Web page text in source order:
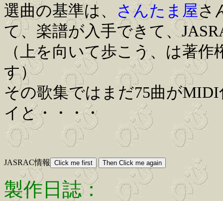
選曲の基準は、
さんたま屋さ
て、楽譜が入手できて、
（上を向いて歩こう、は著
す）
その歌集ではまだ75曲が
イと・・・・
JASRAC情報
製作日誌：